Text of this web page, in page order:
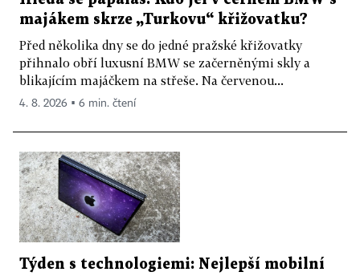
majákem skrze „Turkovu“ křižovatku?
Před několika dny se do jedné pražské křižovatky
přihnalo obří luxusní BMW se začerněnými skly a
blikajícím majáčkem na střeše. Na červenou...
4. 8. 2026 ▪ 6 min. čtení
Týden s technologiemi: Nejlepší mobilní